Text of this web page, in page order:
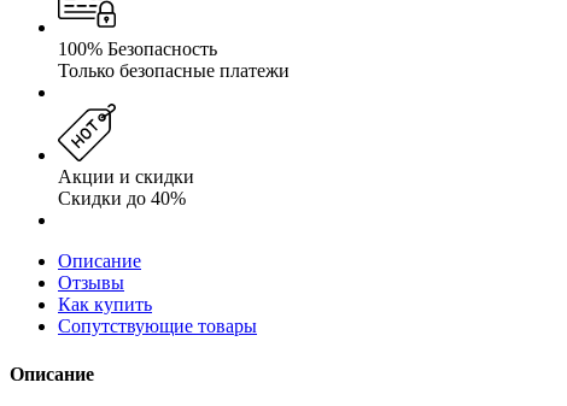
100% Безопасность
Только безопасные платежи
Акции и скидки
Скидки до 40%
Описание
Отзывы
Как купить
Сопутствующие товары
Описание